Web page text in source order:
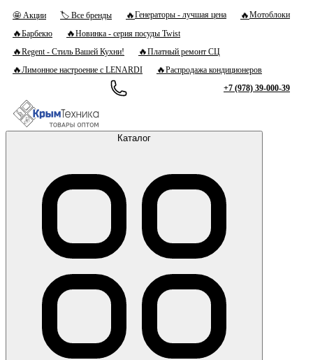
🤩 Акции 🏷 Все бренды 🔥Генераторы - лучшая цена 🔥Мотоблоки
🔥Барбекю 🔥Новинка - серия посуды Twist
🔥Regent - Стиль Вашей Кухни! 🔥Платный ремонт СЦ
🔥Лимонное настроение с LENARDI 🔥Распродажа кондиционеров
+7 (978) 39-000-39